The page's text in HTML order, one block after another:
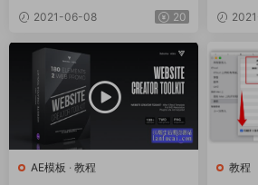
2021-06-08 20
ate
er
AE模板 · 教程 教程